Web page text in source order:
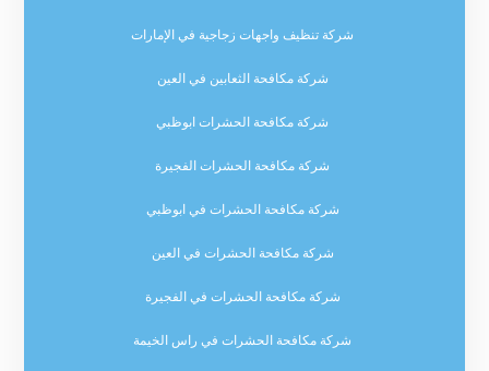
شركة تنظيف واجهات زجاجية في الإمارات
شركة مكافحة الثعابين في العين
شركة مكافحة الحشرات ابوظبي
شركة مكافحة الحشرات الفجيرة
شركة مكافحة الحشرات في ابوظبي
شركة مكافحة الحشرات في العين
شركة مكافحة الحشرات في الفجيرة
شركة مكافحة الحشرات في راس الخيمة